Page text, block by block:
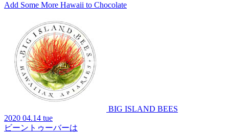
Add Some More Hawaii to Chocolate
BIG ISLAND BEES
2020 04.14 tue
ビーントゥーバーは